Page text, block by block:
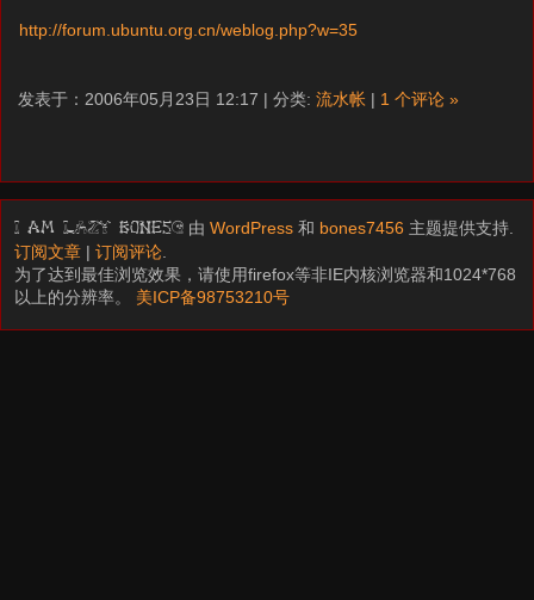
http://forum.ubuntu.org.cn/weblog.php?w=35
发表于：2006年05月23日 12:17 | 分类: 流水帐 | 1 个评论 »
I am LAZY bones? 由WordPress 和 bones7456 主题提供支持.
订阅文章 |订阅评论
为了达到最佳浏览效果，请使用firefox等非IE内核浏览器和1024*768
以上的分辨率。 美ICP备98753210号